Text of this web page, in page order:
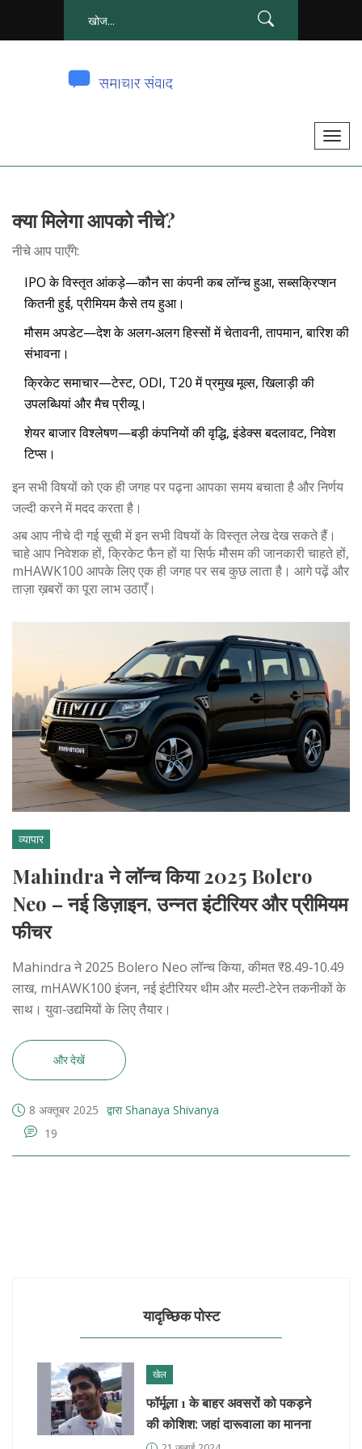
टॉ
त
र
क्या मिलेगा आपको नीचे?
नीचे आप पाएँगे:
IPO के विस्तृत आंकड़े—कौन सा कंपनी कब लॉन्च हुआ, सब्सक्रिप्शन
कितनी हुई, प्रीमियम कैसे तय हुआ।
मौसम अपडेट—देश के अलग‑अलग हिस्सों में चेतावनी, तापमान, बारिश की
संभावना।
क्रिकेट समाचार—टेस्ट, ODI, T20 में प्रमुख मूव्स, खिलाड़ी की
उपलब्धियां और मैच प्रीव्यू।
शेयर बाजार विश्लेषण—बड़ी कंपनियों की वृद्धि, इंडेक्स बदलावट, निवेश
टिप्स।
इन सभी विषयों को एक ही जगह पर पढ़ना आपका समय बचाता है और निर्णय
जल्दी करने में मदद करता है।
अब आप नीचे दी गई सूची में इन सभी विषयों के विस्तृत लेख देख सकते हैं।
चाहे आप निवेशक हों, क्रिकेट फैन हों या सिर्फ मौसम की जानकारी चाहते हों,
mHAWK100 आपके लिए एक ही जगह पर सब कुछ लाता है। आगे पढ़ें और
ताज़ा ख़बरों का पूरा लाभ उठाएँ।
व्यापार
Mahindra ने लॉन्च किया 2025 Bolero
Neo – नई डिज़ाइन, उन्नत इंटीरियर और प्रीमियम
फीचर
Mahindra ने 2025 Bolero Neo लॉन्च किया, कीमत ₹8.49‑10.49
लाख, mHAWK100 इंजन, नई इंटीरियर थीम और मल्टी‑टेरेन तकनीकों के
साथ। युवा‑उद्यमियों के लिए तैयार।
और देखें
8 अक्तूबर 2025 द्वारा Shanaya Shivanya
19
यादृच्छिक पोस्ट
खेल
फॉर्मूला 1 के बाहर अवसरों को पकड़ने
की कोशिश: जहां दारूवाला का मानना